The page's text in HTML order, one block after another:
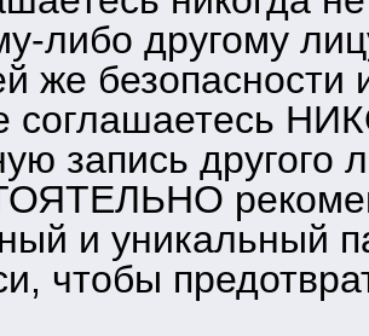
либо другому
же безопасности
соглашаетесь
запись другого
и уникальный
чтобы